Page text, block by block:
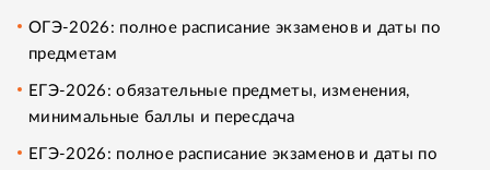
ОГЭ-2026: полное расписание экзаменов и даты по
предметам
ЕГЭ-2026: обязательные предметы, изменения,
минимальные баллы и пересдача
ЕГЭ-2026: полное расписание экзаменов и даты по